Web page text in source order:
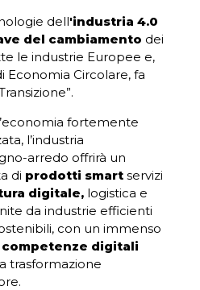
dell'industria 4.0
del cambiamento dei
le industrie Europee e,
Economia Circolare, fa
fortemente
l’industria
arredo offrirà un
di prodotti smart servizi
digitale, logistica e
da industrie efficienti
con un immenso
digitali
trasformazione